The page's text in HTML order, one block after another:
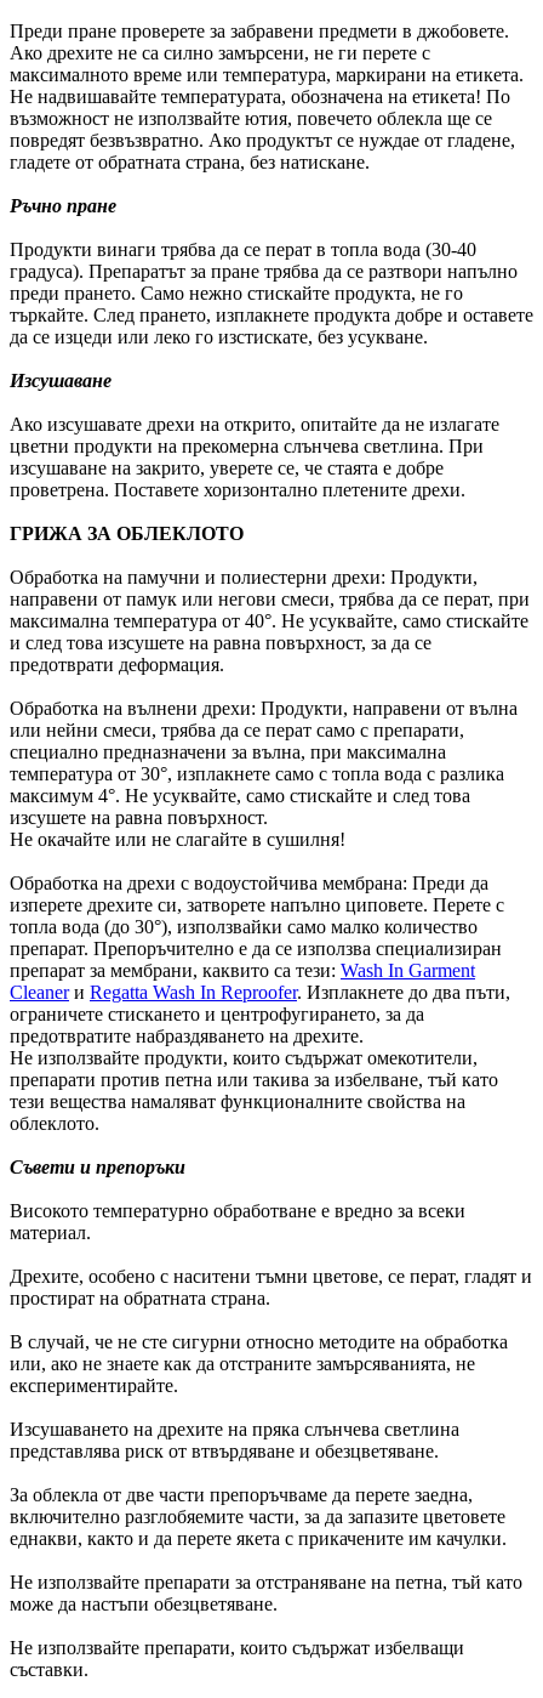
Преди пране проверете за забравени предмети в джобовете.
Ако дрехите не са силно замърсени, не ги перете с
максималното време или температура, маркирани на етикета.
Не надвишавайте температурата, обозначена на етикета! По
възможност не използвайте ютия, повечето облекла ще се
повредят безвъзвратно. Ако продуктът се нуждае от гладене,
гладете от обратната страна, без натискане.
Ръчно пране
Продукти винаги трябва да се перат в топла вода (30-40
градуса). Препаратът за пране трябва да се разтвори напълно
преди прането. Само нежно стискайте продукта, не го
търкайте. След прането, изплакнете продукта добре и оставете
да се изцеди или леко го изстискате, без усукване.
Изсушаване
Ако изсушавате дрехи на открито, опитайте да не излагате
цветни продукти на прекомерна слънчева светлина. При
изсушаване на закрито, уверете се, че стаята е добре
проветрена. Поставете хоризонтално плетените дрехи.
ГРИЖА ЗА ОБЛЕКЛОТО
Обработка на памучни и полиестерни дрехи: Продукти,
направени от памук или негови смеси, трябва да се перат, при
максимална температура от 40°. Не усуквайте, само стискайте
и след това изсушете на равна повърхност, за да се
предотврати деформация.
Обработка на вълнени дрехи: Продукти, направени от вълна
или нейни смеси, трябва да се перат само с препарати,
специално предназначени за вълна, при максимална
температура от 30°, изплакнете само с топла вода с разлика
максимум 4°. Не усуквайте, само стискайте и след това
изсушете на равна повърхност.
Не окачайте или не слагайте в сушилня!
Обработка на дрехи с водоустойчива мембрана: Преди да
изперете дрехите си, затворете напълно циповете. Перете с
топла вода (до 30°), използвайки само малко количество
препарат. Препоръчително е да се използва специализиран
препарат за мембрани, каквито са тези: Wash In Garment
Cleanerи Regatta Wash In Reproofer. Изплакнете до два пъти,
ограничете стискането и центрофугирането, за да
предотвратите набраздяването на дрехите.
Не използвайте продукти, които съдържат омекотители,
препарати против петна или такива за избелване, тъй като
тези вещества намаляват функционалните свойства на
облеклото.
Съвети и препоръки
Високото температурно обработване е вредно за всеки
материал.
Дрехите, особено с наситени тъмни цветове, се перат, гладят и
простират на обратната страна.
В случай, че не сте сигурни относно методите на обработка
или, ако не знаете как да отстраните замърсяванията, не
експериментирайте.
Изсушаването на дрехите на пряка слънчева светлина
представлява риск от втвърдяване и обезцветяване.
За облекла от две части препоръчваме да перете заедна,
включително разглобяемите части, за да запазите цветовете
еднакви, както и да перете якета с прикачените им качулки.
Не използвайте препарати за отстраняване на петна, тъй като
може да настъпи обезцветяване.
Не използвайте препарати, които съдържат избелващи
съставки.